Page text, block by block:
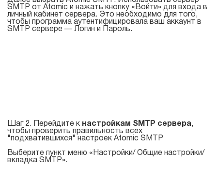
SMTP от Atomic и нажать кнопку «Войти» для входа в
личный кабинет сервера. Это необходимо для того,
чтобы программа аутентифицировала ваш аккаунт в
SMTP сервере — Логин и Пароль.
Шаг 2. Перейдите к настройкам SMTP сервера,
чтобы проверить правильность всех
"подхватившихся" настроек Atomic SMTP
Выберите пункт меню «Настройки/ Общие настройки/
вкладка SMTP».